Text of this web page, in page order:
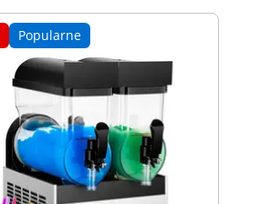
Popularne